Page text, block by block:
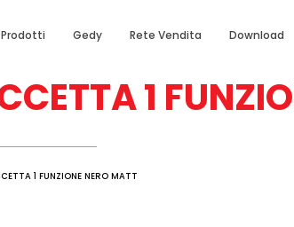
Prodotti Gedy Rete Vendita Download
1
1 FUNZIONE NERO MATT